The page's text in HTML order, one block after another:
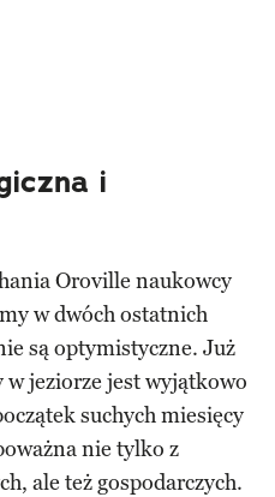
i
Oroville naukowcy
w dwóch ostatnich
są optymistyczne. Już
jeziorze jest wyjątkowo
suchych miesięcy
nie tylko z
ale też gospodarczych.